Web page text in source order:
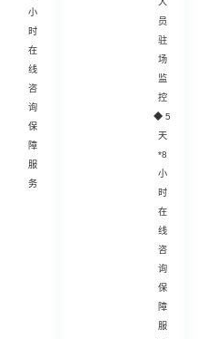
小
时
在
线
咨
询
保
障
服
务
人
员
驻
场
监
控
◆5
天
*8
小
时
在
线
咨
询
保
障
服